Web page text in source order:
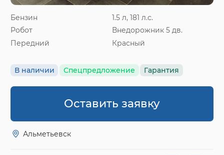
Бензин
1.5 л, 181 л.с.
Робот
Внедорожник 5 дв.
Передний
Красный
В наличии Спецпредложение Гарантия
Оставить заявку
Альметьевск